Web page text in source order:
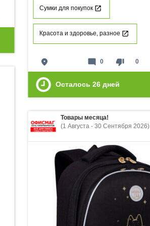
Сумки для покупок
Красота и здоровье, разное
place thumb_down 0
mode_comment 0
Осталось 26 дней
Товары месяца!
(1 Августа - 30 Сентября 2026)